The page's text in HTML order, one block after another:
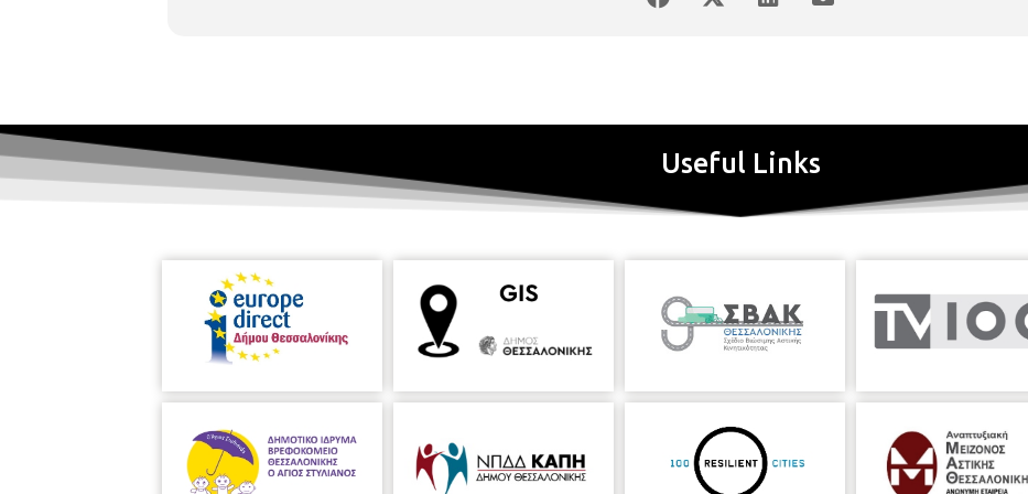
στην εκμετάλλευσή των τροχιοδρόμων, συνέταξε σχέδια για διάφορα κτίρια δημόσια και ιδιωτικά, που
Ιταλοτουρκικού πολέμου. Στην πόλη επέστρεψε μετά την απελευθέρωσή της και την ενσωμάτωσή της στο
τον γιο του ίδρυσε την οικοδομική εταιρία με την επωνυμία «Αρχιτέκτων Πέτρος Αρριγκώνη και υιός Μάξιμος».
1923-1926 τον οικισμό Χαρμάνκιοϊ (Διαβατά) για την στέγαση προσφύγων από την Μικρά Ασία και τον Πόντο.
εργοστάσιο παραγωγής ηλεκτρικής ενέργειας στην Αγίου Δημητρίου. Με σχέδια του κατασκευάστηκε το
Νάουσα» και ο κινηματογράφος Διονύσια, καθώς και το ξενοδοχείο Majestic. Σ΄αυτόν οφείλει το όνομά της η
Σικελίας. Στη Ρώμη, άρχισε τις μελέτες του στην αρχιτεκτονική. Το 1867 του προσφέρθηκε από έναν καθολικό
ανέγερση της εκκλησίας του Αγίου Στεφάνου στην Κωνσταντινούπολη. Αναγνωρίζοντας το ταλέντο του η
ανέγερση το 1886 της Δημόσιας Προπαρασκευαστικής Σχολής («Idadie») στη Θεσσαλονίκη, τη σημερινή
1888 παντρεύτηκε και εγκαταστάθηκε μόνιμα στην πόλη. Συνεργάστηκε με τις Οθωμανικές αρχές και
Μαλακοπή), το Γ΄ Σώμα Στρατού, η συναγωγή Μπετ Σαούλ, το Γενί Τζαμί (Παλιό Αρχαιολογικό Μουσείο), το
Μέλαθρον, η Στοά Lombardo, οι Μύλοι Αλλατίνι, η Βίλα Ida, η Βίλα Morpurgo, η Βίλλα Μπαρτζανκιάν, η Βίλλα
αρχιτεκτονικής με στοιχεία Art Nouveau. Τιμήθηκε για την εργασία του από το σουλτάνο Αμπντούλ Χαμίτ Β', από
Εμανουέλε Β' και από την καθολική εκκλησία. H μαρμάρινη επιγραφή με το όνομα και την υπογραφή του
Useful Links